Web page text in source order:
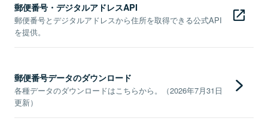
郵便番号・デジタルアドレスAPI
郵便番号とデジタルアドレスから住所を取得できる公式API
を提供。
郵便番号データのダウンロード
各種データのダウンロードはこちらから。（2026年7月31日
更新）